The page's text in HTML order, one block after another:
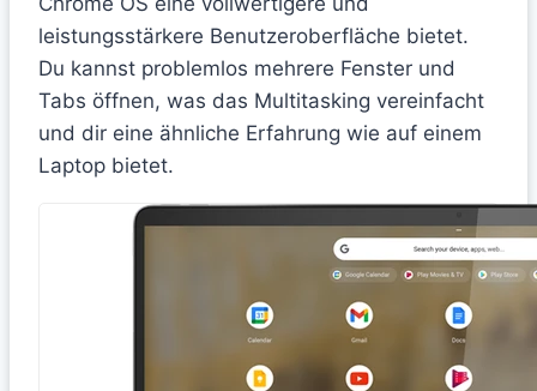
leistungsstärkere Benutzeroberfläche bietet.
Du kannst problemlos mehrere Fenster und
Tabs öffnen, was das Multitasking vereinfacht
und dir eine ähnliche Erfahrung wie auf einem
Laptop bietet.